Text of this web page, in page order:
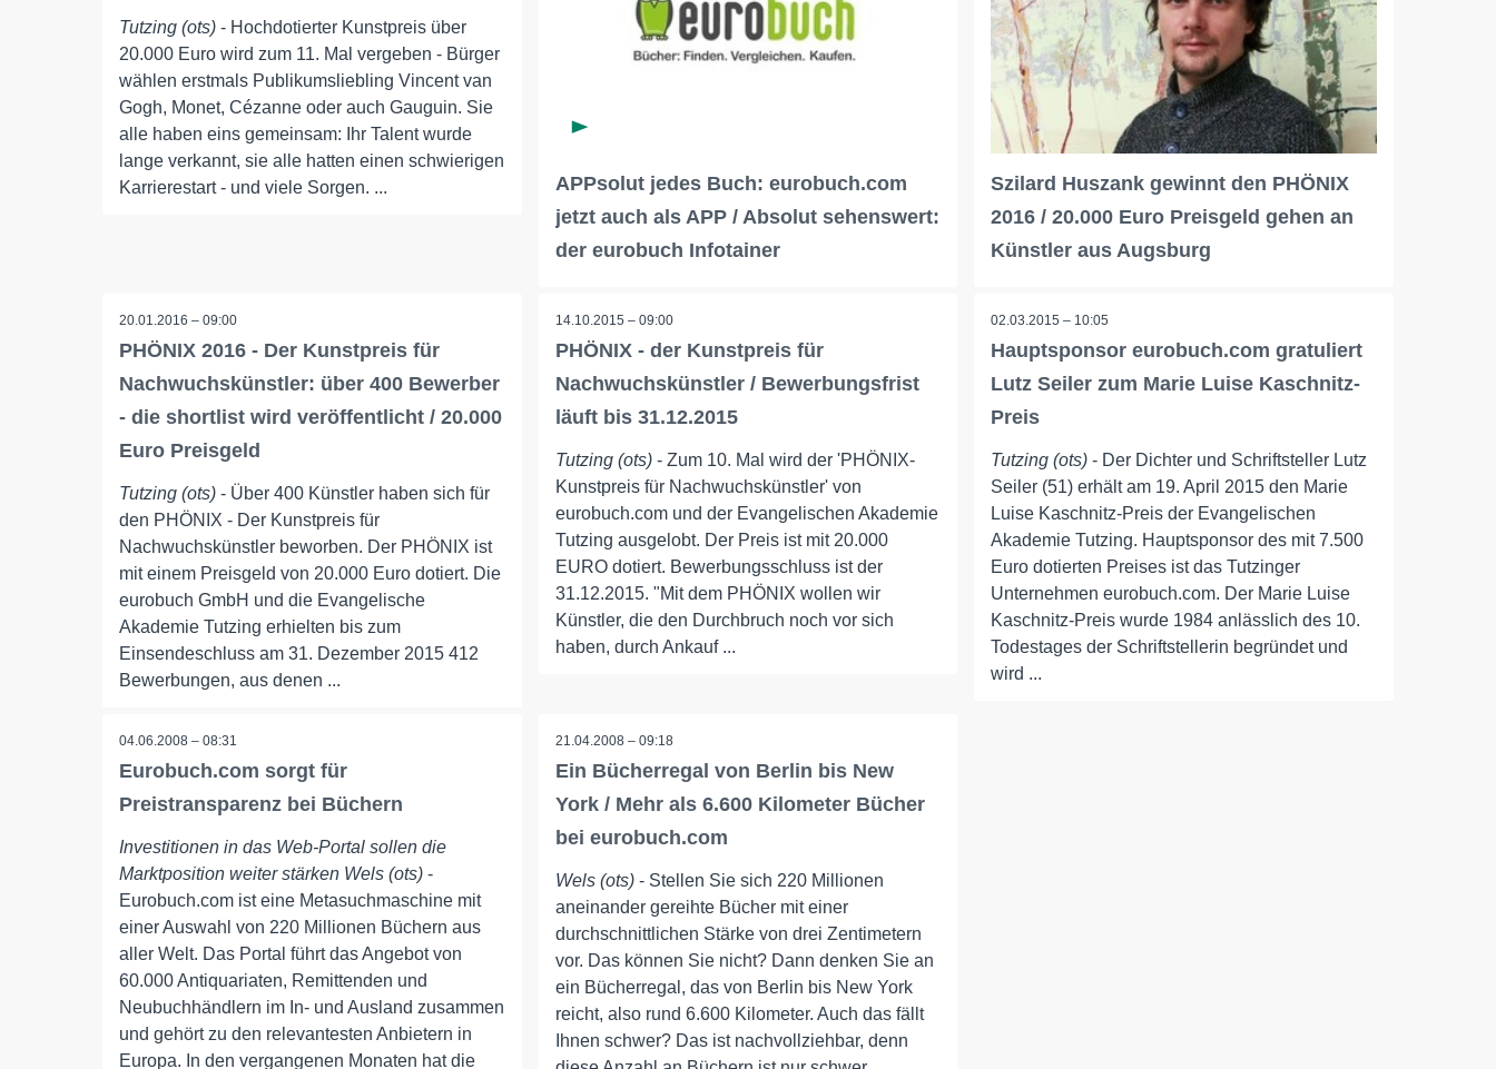
Tutzing (ots) - Hochdotierter Kunstpreis über
20.000 Euro wird zum 11. Mal vergeben - Bürger
wählen erstmals Publikumsliebling Vincent van
Gogh, Monet, Cézanne oder auch Gauguin. Sie
alle haben eins gemeinsam: Ihr Talent wurde
lange verkannt, sie alle hatten einen schwierigen
Karrierestart - und viele Sorgen. ...
APPsolut jedes Buch: eurobuch.com
jetzt auch als APP / Absolut sehenswert:
der eurobuch Infotainer
Szilard Huszank gewinnt den PHÖNIX
2016 / 20.000 Euro Preisgeld gehen an
Künstler aus Augsburg
20.01.2016 – 09:00
PHÖNIX 2016 - Der Kunstpreis für
Nachwuchskünstler: über 400 Bewerber
- die shortlist wird veröffentlicht / 20.000
Euro Preisgeld
Tutzing (ots) - Über 400 Künstler haben sich für
den PHÖNIX - Der Kunstpreis für
Nachwuchskünstler beworben. Der PHÖNIX ist
mit einem Preisgeld von 20.000 Euro dotiert. Die
eurobuch GmbH und die Evangelische
Akademie Tutzing erhielten bis zum
Einsendeschluss am 31. Dezember 2015 412
Bewerbungen, aus denen ...
14.10.2015 – 09:00
PHÖNIX - der Kunstpreis für
Nachwuchskünstler / Bewerbungsfrist
läuft bis 31.12.2015
Tutzing (ots)- Zum 10. Mal wird der 'PHÖNIX-
Kunstpreis für Nachwuchskünstler' von
eurobuch.com und der Evangelischen Akademie
Tutzing ausgelobt. Der Preis ist mit 20.000
EURO dotiert. Bewerbungsschluss ist der
31.12.2015. "Mit dem PHÖNIX wollen wir
Künstler, die den Durchbruch noch vor sich
haben, durch Ankauf ...
02.03.2015 – 10:05
Hauptsponsor eurobuch.com gratuliert
Lutz Seiler zum Marie Luise Kaschnitz-
Preis
Tutzing (ots) - Der Dichter und Schriftsteller Lutz
Seiler (51) erhält am 19. April 2015 den Marie
Luise Kaschnitz-Preis der Evangelischen
Akademie Tutzing. Hauptsponsor des mit 7.500
Euro dotierten Preises ist das Tutzinger
Unternehmen eurobuch.com. Der Marie Luise
Kaschnitz-Preis wurde 1984 anlässlich des 10.
Todestages der Schriftstellerin begründet und
wird ...
04.06.2008 – 08:31
Eurobuch.com sorgt für
Preistransparenz bei Büchern
Investitionen in das Web-Portal sollen die
Marktposition weiter stärken Wels (ots) -
Eurobuch.com ist eine Metasuchmaschine mit
einer Auswahl von 220 Millionen Büchern aus
aller Welt. Das Portal führt das Angebot von
60.000 Antiquariaten, Remittenden und
Neubuchhändlern im In- und Ausland zusammen
und gehört zu den relevantesten Anbietern in
Europa. In den vergangenen Monaten hat die
21.04.2008 – 09:18
Ein Bücherregal von Berlin bis New
York / Mehr als 6.600 Kilometer Bücher
bei eurobuch.com
Wels (ots)- Stellen Sie sich 220 Millionen
aneinander gereihte Bücher mit einer
durchschnittlichen Stärke von drei Zentimetern
vor. Das können Sie nicht? Dann denken Sie an
ein Bücherregal, das von Berlin bis New York
reicht, also rund 6.600 Kilometer. Auch das fällt
Ihnen schwer? Das ist nachvollziehbar, denn